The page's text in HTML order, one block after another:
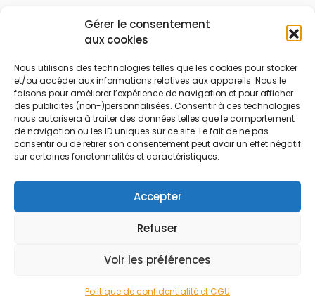
Gérer le consentement
aux cookies
Nous utilisons des technologies telles que les cookies pour stocker
et/ou accéder aux informations relatives aux appareils. Nous le
faisons pour améliorer l’expérience de navigation et pour afficher
des publicités (non-)personnalisées. Consentir à ces technologies
nous autorisera à traiter des données telles que le comportement
de navigation ou les ID uniques sur ce site. Le fait de ne pas
consentir ou de retirer son consentement peut avoir un effet négatif
sur certaines fonctonnalités et caractéristiques.
Accepter
Refuser
Voir les préférences
Politique de confidentialité et CGU
Le prix peut être réduit !
FAQ
Qui sommes nous
Contactez-nous
Mentions légales
Code réduction
Bons plans
Soldes
French Days
© 2026 Tous droits réservés.